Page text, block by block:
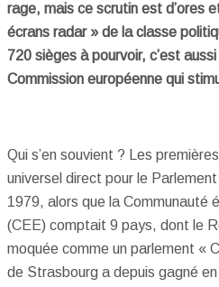
rage, mais ce scrutin est d’ores
écrans radar » de la classe
720 sièges à pourvoir, c’est
Commission européenne qui
Qui s’en souvient ? Les
universel direct pour le
1979, alors que la Communauté
(CEE) comptait 9 pays, dont le
moquée comme un parlement «
de Strasbourg a depuis gagné